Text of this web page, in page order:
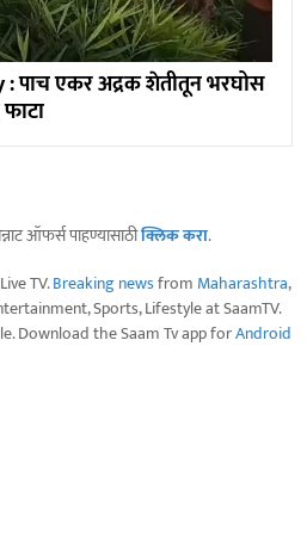
पाच एकर अद्रक शेतीतून भरघोस
ऑफर्स पाहण्यासाठीक्लिक करा.
TV.Breaking newsfrom Maharashtra,
Sports, Lifestyle at SaamTV.
Download the Saam Tv app forAndroid